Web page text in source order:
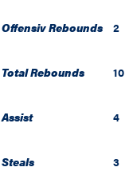
Offensiv Rebounds 2
Total Rebounds 10
Assist 4
Steals 3